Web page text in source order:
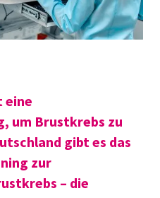
eine
um Brustkrebs zu
gibt es das
zur
– die